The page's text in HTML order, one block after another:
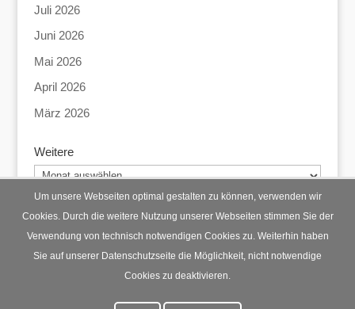
Juli 2026
Juni 2026
Mai 2026
April 2026
März 2026
Weitere
Weitere
Startseite Datenschutz Impressum
Um unsere Webseiten optimal gestalten zu können, verwenden wir
Cookies. Durch die weitere Nutzung unserer Webseiten stimmen Sie der
Verwendung von technisch notwendigen Cookies zu. Weiterhin haben
Sie auf unserer Datenschutzseite die Möglichkeit, nicht notwendige
Cookies zu deaktivieren.